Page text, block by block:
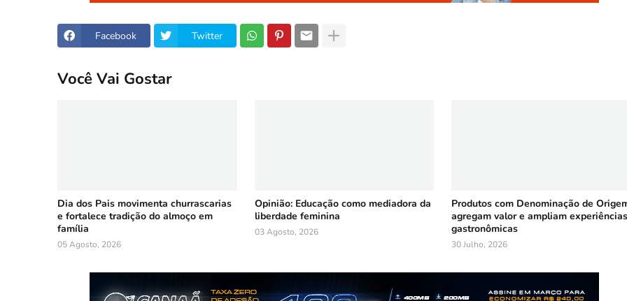
Facebook Twitter
Você Vai Gostar
Dia dos Pais movimenta churrascarias
e fortalece tradição do almoço em
família
05 Agosto, 2026
Opinião: Educação como mediadora da
liberdade feminina
03 Agosto, 2026
Produtos com Denominação de
agregam valor e ampliam
gastronômicas
30 Julho, 2026